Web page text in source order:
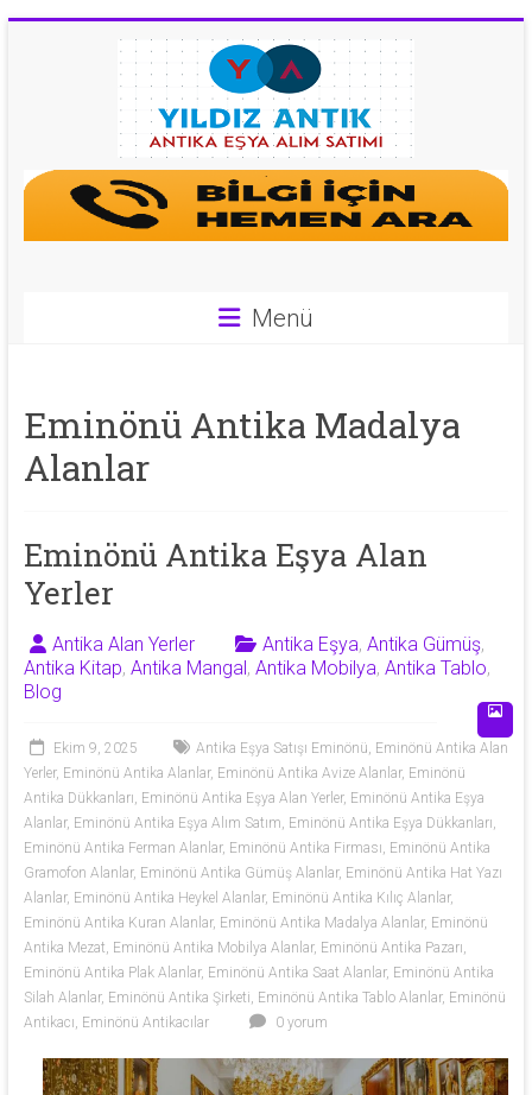
Antika
Eşya
0
543
53
50
Antika
eşya
alan
yerler
olarak
antika
tablo,
antika
plak,
antika
mobilya,
antika
silah,
antika
antika
Menü
Eminönü Antika Madalya
Alanlar
Eminönü Antika Eşya Alan
Yerler
Antika Alan Yerler Antika Eşya, Antika Gümüş,
Antika Kitap, Antika Mangal, Antika Mobilya, Antika Tablo,
Blog
Ekim 9, 2025 Antika Eşya Satışı Eminönü Eminönü Antika Alan
Yerler, Eminönü Antika Alanlar, Eminönü Antika Avize Alanlar, Eminönü
Antika Dükkanları Eminönü Antika Eşya Alan Yerler, Eminönü Antika Eşya
Alanlar, Eminönü Antika Eşya Alım Satım Eminönü Antika Eşya Dükkanları
Eminönü Antika Ferman Alanlar, Eminönü Antika Firması Eminönü Antika
Gramofon Alanlar, Eminönü Antika Gümüş Alanlar, Eminönü Antika Hat Yazı
Alanlar, Eminönü Antika Heykel Alanlar, Eminönü Antika Kılıç Alanlar,
Eminönü Antika Kuran Alanlar, Eminönü Antika Madalya Alanlar, Eminönü
Antika Mezat Eminönü Antika Mobilya Alanlar, Eminönü Antika Pazarı
Eminönü Antika Plak Alanlar, Eminönü Antika Saat Alanlar, Eminönü Antika
Silah Alanlar, Eminönü Antika Şirketi Eminönü Antika Tablo Alanlar, Eminönü
Antikacı Eminönü Antikacılar 0 yorum